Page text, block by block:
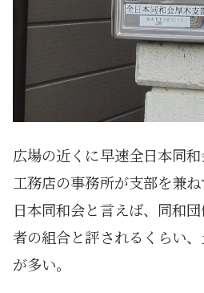
広場の近くに早速全日本同和
工務店の事務所が支部を兼
日本同和会と言えば、同和
者の組合と評されるくらい
が多い。